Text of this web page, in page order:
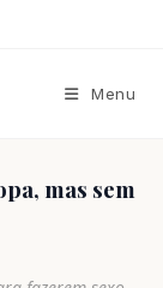
Menu
mas sem